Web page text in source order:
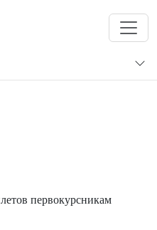
первокурсникам